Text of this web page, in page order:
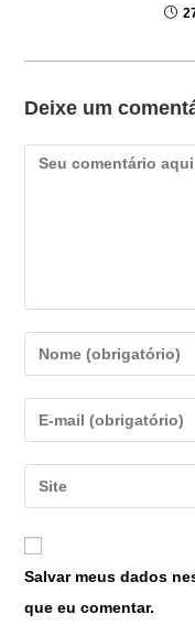
Deixe um
Salvar meus dados
que eu comentar.